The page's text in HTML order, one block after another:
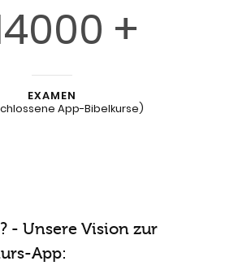
EXAMEN
App-Bibelkurse)
- Unsere Vision zur
App: